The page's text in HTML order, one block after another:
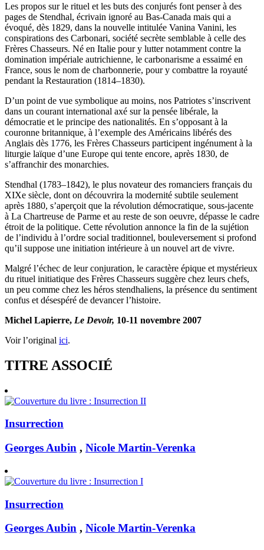
Les propos sur le rituel et les buts des conjurés font penser à des
pages de Stendhal, écrivain ignoré au Bas-Canada mais qui a
évoqué, dès 1829, dans la nouvelle intitulée Vanina Vanini, les
conspirations des Carbonari, société secrète semblable à celle des
Frères Chasseurs. Né en Italie pour y lutter notamment contre la
domination impériale autrichienne, le carbonarisme a essaimé en
France, sous le nom de charbonnerie, pour y combattre la royauté
pendant la Restauration (1814–1830).
D’un point de vue symbolique au moins, nos Patriotes s’inscrivent
dans un courant international axé sur la pensée libérale, la
démocratie et le principe des nationalités. En s’opposant à la
couronne britannique, à l’exemple des Américains libérés des
Anglais dès 1776, les Frères Chasseurs participent ingénument à la
liturgie laïque d’une Europe qui tente encore, après 1830, de
s’affranchir des monarchies.
Stendhal (1783–1842), le plus novateur des romanciers français du
XIXe siècle, dont on découvrira la modernité subtile seulement
après 1880, s’aperçoit que la révolution démocratique, sous-jacente
à La Chartreuse de Parme et au reste de son oeuvre, dépasse le cadre
étroit de la politique. Cette révolution annonce la fin de la sujétion
de l’individu à l’ordre social traditionnel, bouleversement si profond
qu’il suppose une initiation intérieure à un nouvel art de vivre.
Malgré l’échec de leur conjuration, le caractère épique et mystérieux
du rituel initiatique des Frères Chasseurs suggère chez leurs chefs,
un peu comme chez les héros stendhaliens, la présence du sentiment
confus et désespéré de devancer l’histoire.
Michel Lapierre, Le Devoir, 10-11 novembre 2007
Voir l’original ici.
TITRE ASSOCIÉ
Insurrection
Georges Aubin , Nicole Martin-Verenka
Insurrection
Georges Aubin , Nicole Martin-Verenka